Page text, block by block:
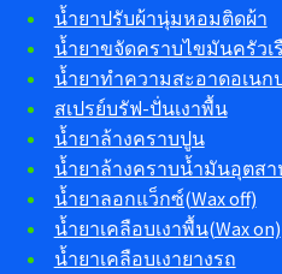
น้ำยาปรับผ้านุ่มหอมติดผ้า
น้ำยาขจัดคราบไขมันครัวเ
น้ำยาทำความสะอาดอเนก
สเปรย์บรัฟ-ปั่นเงาพื้น
น้ำยาล้างคราบปูน
น้ำยาล้างคราบน้ำมันอุตสา
น้ำยาลอกแว็กซ์(Wax off)
น้ำยาเคลือบเงาพื้น(Wax on)
น้ำยาเคลือบเงายางรถ